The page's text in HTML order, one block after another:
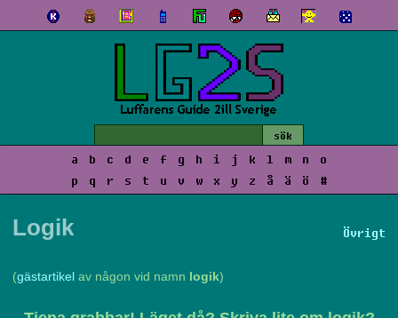
a b c d e f g h i j k l m n
o
p
q r s t u v w x y z å ä ö #
Övrigt
Logik
(gästartikel av någon vid namn logik)